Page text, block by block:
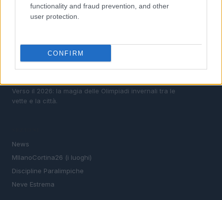
functionality and fraud prevention, and other
user protection.
CONFIRM
Verso il 2026: la magia delle Olimpiadi invernali tra le
vette e la città.
News
MIlanoCortina26 (i luoghi)
Discipline Paralimpiche
Neve Estrema